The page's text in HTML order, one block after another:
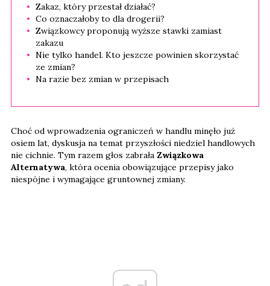
Zakaz, który przestał działać?
Co oznaczałoby to dla drogerii?
Związkowcy proponują wyższe stawki zamiast
zakazu
Nie tylko handel. Kto jeszcze powinien skorzystać
ze zmian?
Na razie bez zmian w przepisach
Choć od wprowadzenia ograniczeń w handlu minęło już
osiem lat, dyskusja na temat przyszłości niedziel handlowych
nie cichnie. Tym razem głos zabrała Związkowa
Alternatywa, która ocenia obowiązujące przepisy jako
niespójne i wymagające gruntownej zmiany.